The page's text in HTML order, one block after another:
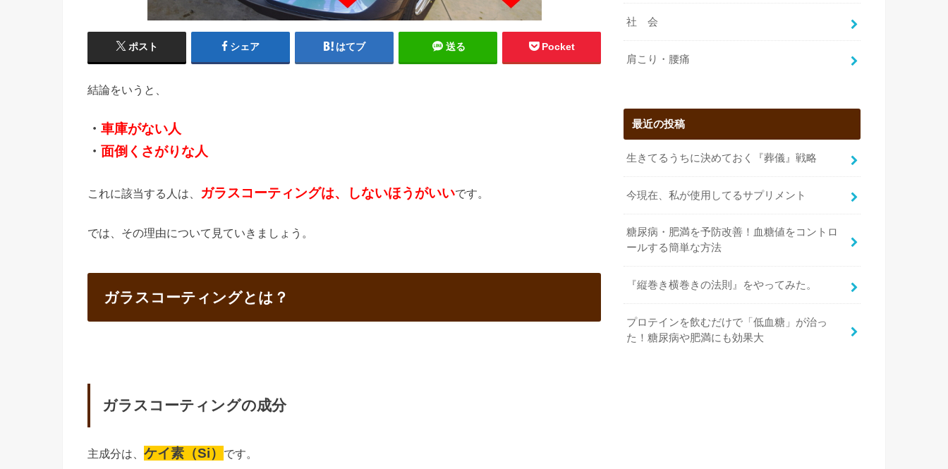
ポスト シェア はてブ 送る Pocket
結論をいうと、
・ 車庫がない人
・ 面倒くさがりな人
これに該当する人は、 ガラスコーティングは、しないほうがいいです。
では、その理由について見ていきましょう。
ガラスコーティングとは？
ガラスコーティングの成分
主成分は、 ケイ素（Si） です。
社 会
肩こり・腰痛
最近の投稿
生きてるうちに決めておく『葬儀』戦略
今現在、私が使用してるサプリメント
糖尿病・肥満を予防改善！血糖値をコントロ
ールする簡単な方法
『縦巻き横巻きの法則』をやってみた。
プロテインを飲むだけで「低血糖」が治っ
た！糖尿病や肥満にも効果大